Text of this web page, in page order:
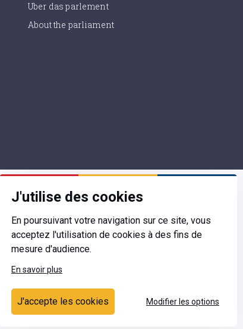
J'utilise des cookies
En poursuivant votre navigation sur ce site, vous
acceptez l'utilisation de cookies à des fins de
mesure d'audience.
En savoir plus
J'accepte les cookies Modifier les options
Uber das parlement
About the parliament
Contact
Ecrivez-nous
Contactez-nous